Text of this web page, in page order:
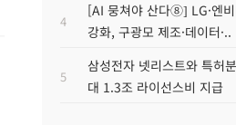
4
[AI 뭉쳐야 산다⑧] LG·엔
강화, 구광모 제조·데이터·..
5
삼성전자 넷리스트와 특허
대 1.3조 라이선스비 지급